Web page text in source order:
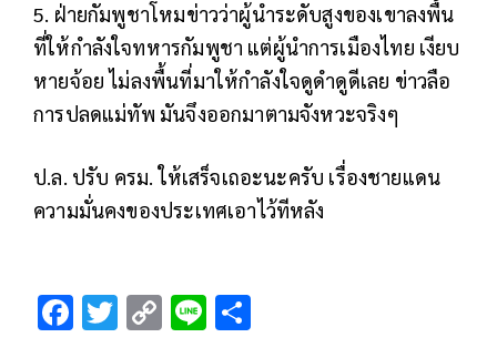
5. ฝ่ายกัมพูชาโหมข่าวว่าผู้นำระดับสูงของเขาลงพื้น
ที่ให้กำลังใจทหารกัมพูชา แต่ผู้นำการเมืองไทย เงียบ
หายจ้อย ไม่ลงพื้นที่มาให้กำลังใจดูดำดูดีเลย ข่าวลือ
การปลดแม่ทัพ มันจึงออกมาตามจังหวะจริงๆ
ป.ล. ปรับ ครม. ให้เสร็จเถอะนะครับ เรื่องชายแดน
ความมั่นคงของประเทศเอาไว้ทีหลัง
F T C Li